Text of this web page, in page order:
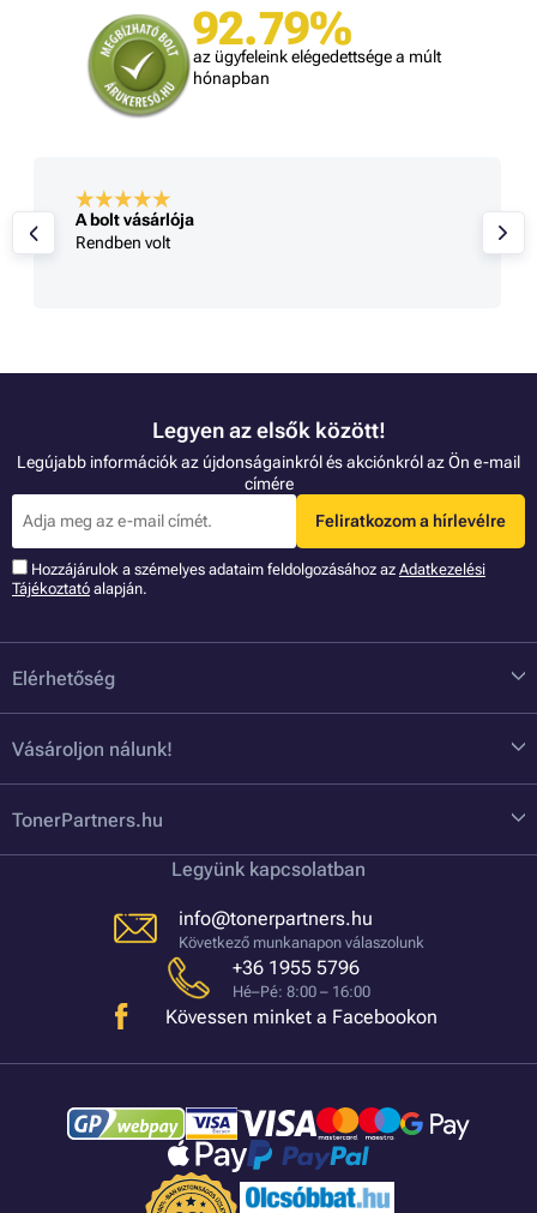
92.79%
az ügyfeleink elégedettsége a múlt
hónapban
A bolt vásárlója
Rendben volt
Legyen az elsők között!
Legújabb információk az újdonságainkról és akciónkról az Ön e-mail
címére
Feliratkozom a hírlevélre
Hozzájárulok a szémelyes adataim feldolgozásához az Adatkezelési
Tájékoztató alapján.
Elérhetőség
Vásároljon nálunk!
TonerPartners.hu
Legyünk kapcsolatban
info@tonerpartners.hu
Következő munkanapon válaszolunk
+36 1955 5796
Hé–Pé: 8:00 – 16:00
Kövessen minket a Facebookon